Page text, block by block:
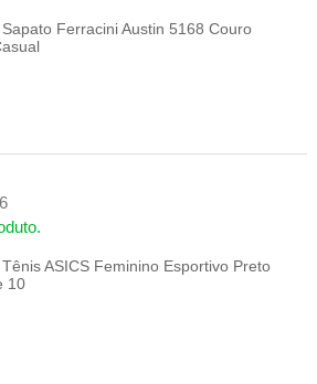
Sapato Ferracini Austin 5168 Couro
Tênis ASICS Feminino Esportivo Preto
10